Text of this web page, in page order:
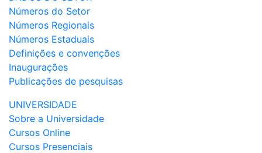
Números do Setor
Números Regionais
Números Estaduais
Definições e convenções
Inaugurações
Publicações de pesquisas
UNIVERSIDADE
Sobre a Universidade
Cursos Online
Cursos Presenciais